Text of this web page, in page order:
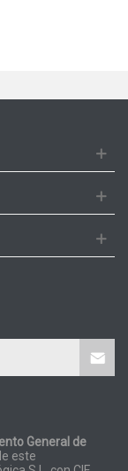
General de
este